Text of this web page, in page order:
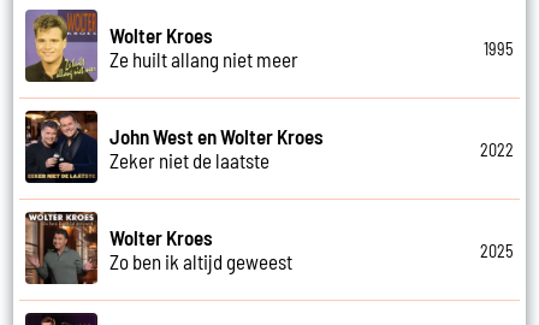
Wolter Kroes
Ze huilt allang niet meer
1995
John West en Wolter Kroes
Zeker niet de laatste
2022
Wolter Kroes
Zo ben ik altijd geweest
2025